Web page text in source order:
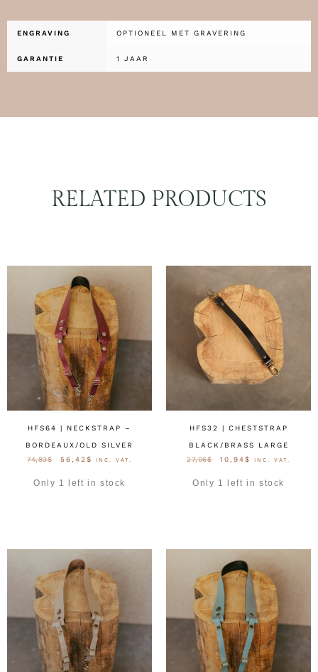
ENGRAVING OPTIONEEL MET GRAVERING
GARANTIE 1 JAAR
RELATED PRODUCTS
HFS64 | NECKSTRAP –
BORDEAUX/OLD SILVER
74,83$ 56,42 $ INC. VAT.
Only 1 left in stock
HFS32 | CHESTSTRAP
BLACK/BRASS LARGE
27,06$ 10,94$ INC. VAT.
Only 1 left in stock